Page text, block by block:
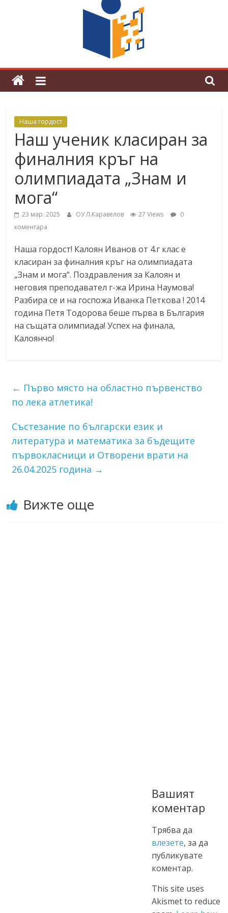
граници“
Магията на Андерсен оживя в ОУ
„Любен Каравелов“
Наша гордост
Наш ученик класиран за
финалния кръг на
олимпиадата „Знам и
мога“
23 мар. 2025 ОУ Л.Каравелов 27 Views
0
коментара
Наша гордост! Калоян Иванов от 4.г клас е
класиран за финалния кръг на олимпиадата
„Знам и мога“. Поздравления за Калоян и
неговия преподавател г-жа Ирина Наумова!
Разбира се и на госпожа Иванка Петкова ! 2014
година Петя Тодорова беше първа в България
на същата олимпиада! Успех на финала,
Калоянчо!
← Първо място на областно първенство
по лека атлетика!
Състезание по български език и
литература и математика за бъдещите
първокласници и Отворени врати на
26.04.2025 година →
Вижте още
Вашият
коментар
Трябва да
влезете, за да
публикувате
коментар.
This site uses
Akismet to reduce